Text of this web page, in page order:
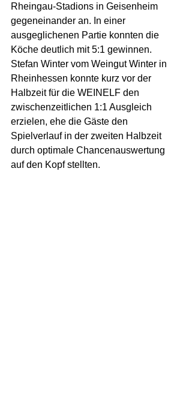
Rheingau-Stadions in Geisenheim
gegeneinander an. In einer
ausgeglichenen Partie konnten die
Köche deutlich mit 5:1 gewinnen.
Stefan Winter vom Weingut Winter in
Rheinhessen konnte kurz vor der
Halbzeit für die WEINELF den
zwischenzeitlichen 1:1 Ausgleich
erzielen, ehe die Gäste den
Spielverlauf in der zweiten Halbzeit
durch optimale Chancenauswertung
auf den Kopf stellten.